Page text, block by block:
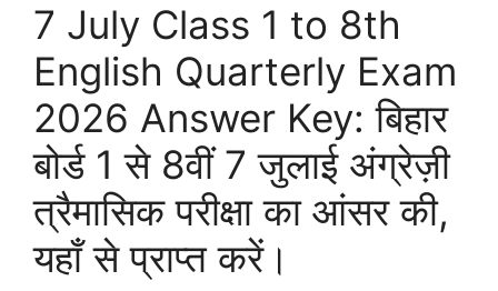
7 July Class 1 to 8th
English Quarterly Exam
2026 Answer Key: बिहार
बोर्ड 1 से 8वीं 7 जुलाई अंग्रेज़ी
त्रैमासिक परीक्षा का आंसर की,
यहाँ से प्राप्त करें।